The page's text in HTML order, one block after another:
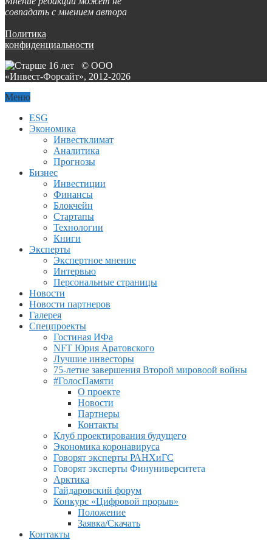
совпадать с мнением автора
Политика
конфиденциальности
© ООО
«Инвест-Форсайт», 2012-2026
Меню
ESG
Экономика
Инвестклимат
Аналитика
Прогнозы
Бизнес
Инвестиции
Финансы
Блокчейн
Стартапы
Технологии
Книги
Эксперты
Экспертное мнение
Интервью
Персональные страницы
Новости
Новости партнеров
Галерея
Спецпроекты
Гостиная ИФа
NFT Юрия Аратовского
Лучшие инвесторы
75-летие завершения Второй мировоой войны
#ГолосПамяти
О проекте
Новости
Партнеры
Контакты
Клуб проектирования будущего
Экономика коронавируса
Говорят эксперты РАНХиГС
Говорят эксперты Финуниверситета
Арктика
Гайдаровский форум
Конкурс «Цифровой прорыв»
Положение
Заявка/Скачать
Контакты